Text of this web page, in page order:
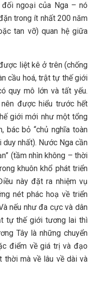
ngoại của Nga – nó
trong ít nhất 200 năm
tan vỡ) quan hệ giữa
liệt kê ở trên (chống
cầu hoá, trật tự thế giới
quy mô lớn và tất yếu.
được hiểu trước hết
giới mới như một tổng
bác bỏ “chủ nghĩa toàn
nhất). Nước Nga cần
(tầm nhìn không – thời
khuôn khổ phát triển
này đặt ra nhiệm vụ
nét phác hoạ về triển
nếu như đa cực và dân
tự thế giới tương lai thì
Tây là những chuyển
điểm về giá trị và đạo
thời mà về lâu về dài và